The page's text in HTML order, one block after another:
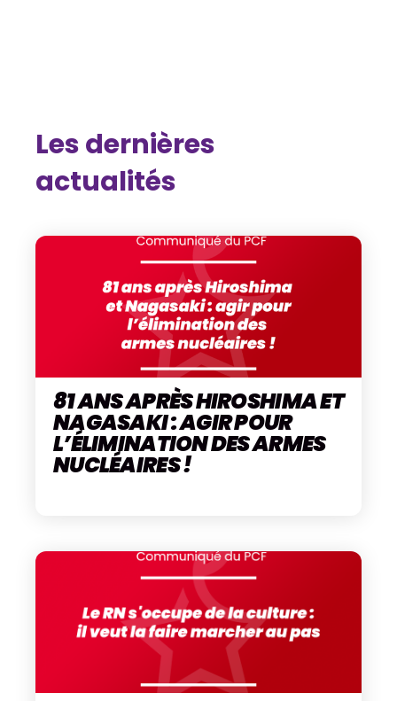
Les dernières
actualités
81 ANS APRÈS HIROSHIMA ET
NAGASAKI : AGIR POUR
L’ÉLIMINATION DES ARMES
NUCLÉAIRES !